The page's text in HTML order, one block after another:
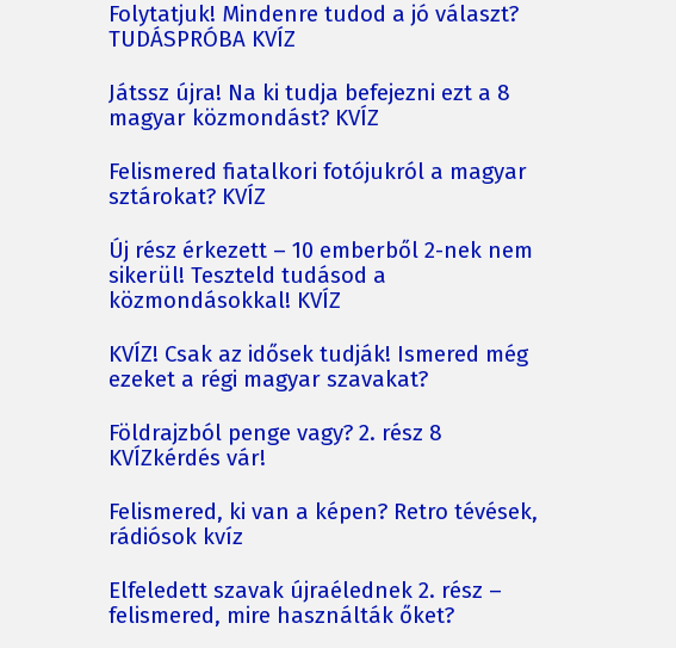
Folytatjuk! Mindenre tudod a jó választ?
TUDÁSPRÓBA KVÍZ
Játssz újra! Na ki tudja befejezni ezt a 8
magyar közmondást? KVÍZ
Felismered fiatalkori fotójukról a magyar
sztárokat? KVÍZ
Új rész érkezett – 10 emberből 2-nek nem
sikerül! Teszteld tudásod a
közmondásokkal! KVÍZ
KVÍZ! Csak az idősek tudják! Ismered még
ezeket a régi magyar szavakat?
Földrajzból penge vagy? 2. rész 8
KVÍZkérdés vár!
Felismered, ki van a képen? Retro tévések,
rádiósok kvíz
Elfeledett szavak újraélednek 2. rész –
felismered, mire használták őket?